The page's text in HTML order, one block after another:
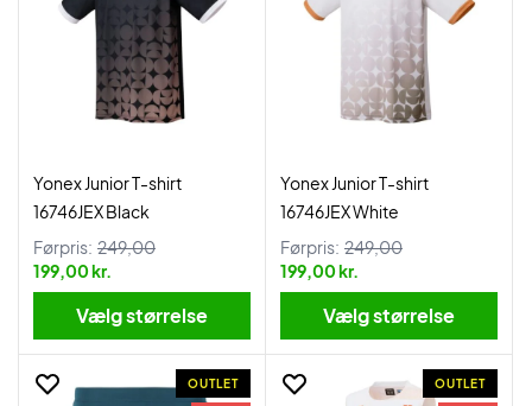
Yonex Junior T-shirt
16746JEX Black
Førpris: 249,00
199,00 kr.
Vælg størrelse
Yonex Junior T-shirt
16746JEX White
Førpris: 249,00
199,00 kr.
Vælg størrelse
OUTLET OUTLET